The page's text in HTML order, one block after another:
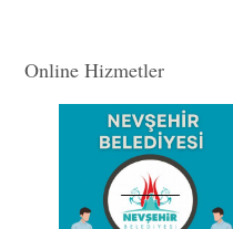
Online Hizmetler